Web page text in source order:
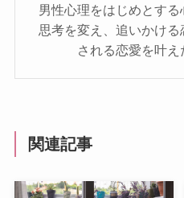
男性心理をはじめとす
思考を変え、追いかけ
される恋愛を叶え
関連記事